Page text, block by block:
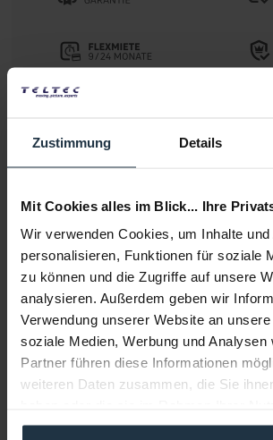
Zustimmung Details
Mit Cookies alles im Blick... Ihre
Wir verwenden Cookies, um Inhalte
personalisieren, Funktionen für soziale
zu können und die Zugriffe auf unsere
analysieren. Außerdem geben wir
Verwendung unserer Website an
soziale Medien, Werbung und Analysen
Partner führen diese Informationen
weiteren Daten zusammen, die Sie
gesammelt haben.
Auf die Wunschliste
Beschreibung
Mikrofonadapter XLR-Female auf 3,5Klinke
Hauptmerkmale Länge: ca....mehr
Beratung